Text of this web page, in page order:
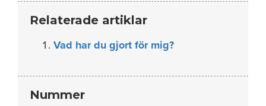
Relaterade artiklar
Vad har du gjort för mig?
Nummer